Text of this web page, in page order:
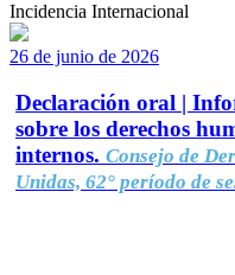
Incidencia Internacional
26 de junio de 2026
Declaración oral |
sobre los derechos
internos. Consejo de
Unidas, 62° período de